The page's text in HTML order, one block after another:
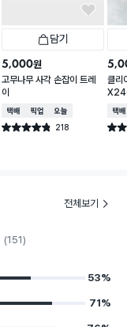
담기
5,000원
고무나무 사각 손잡이 트레
이
택배배송매장픽업오늘배송
별점 4.8점 218
건 작성
클리
택배
별점
전체보기
(151)
53%
71%